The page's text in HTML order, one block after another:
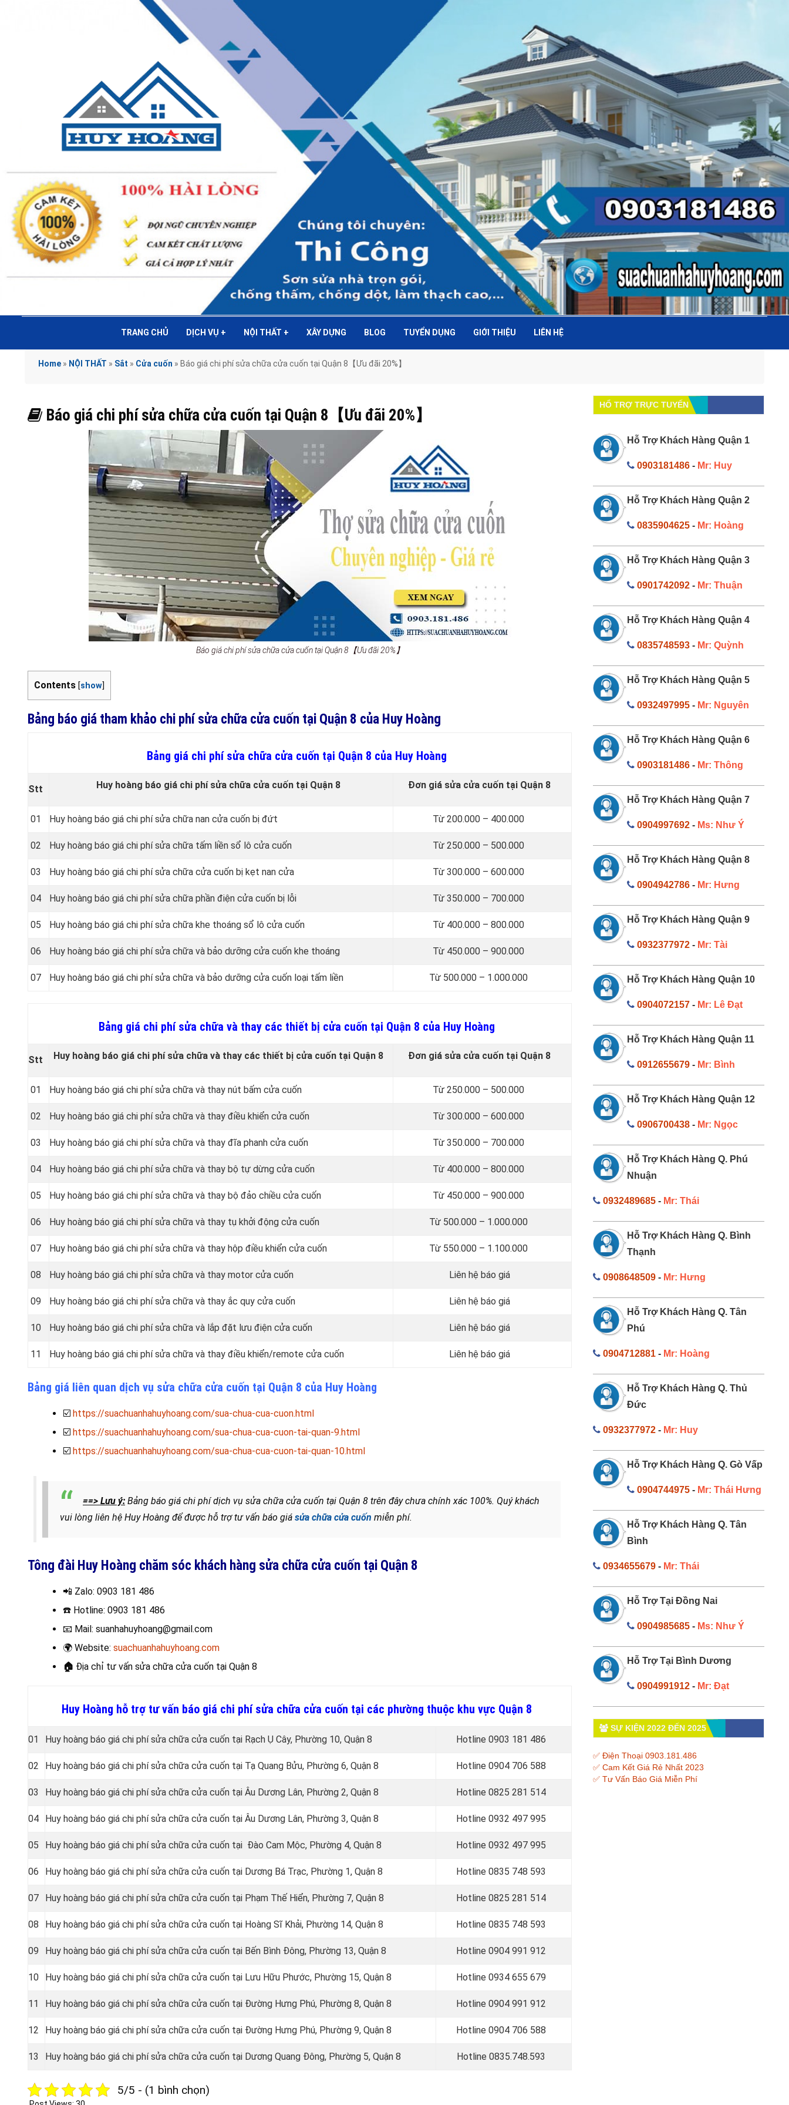
TRANG CHỦ DỊCH VỤ + NỘI THẤT + XÂY DỰNG BLOG TUYỂN DỤNG GIỚI THIỆU LIÊN HỆ
Home » NỘI THẤT » Sắt » Cửa cuốn » Báo giá chi phí sửa chữa cửa cuốn tại Quận 8【Ưu đãi 20%】
Báo giá chi phí sửa chữa cửa cuốn tại Quận 8【Ưu đãi 20%】
Báo giá chi phí sửa chữa cửa cuốn tại Quận 8【Ưu đãi 20%】
Contents [show]
Bảng báo giá tham khảo chi phí sửa chữa cửa cuốn tại Quận 8 của Huy Hoàng
Bảng giá chi phí sửa chữa cửa cuốn tại Quận 8 của Huy Hoàng
Stt Huy hoàng báo giá chi phí sửa chữa cửa cuốn tại Quận 8 Đơn giá sửa cửa cuốn tại Quận 8
01 Huy hoàng báo giá chi phí sửa chữa nan cửa cuốn bị đứt Từ 200.000 – 400.000
02 Huy hoàng báo giá chi phí sửa chữa tấm liền sổ lô cửa cuốn Từ 250.000 – 500.000
03 Huy hoàng báo giá chi phí sửa chữa cửa cuốn bị kẹt nan cửa Từ 300.000 – 600.000
04 Huy hoàng báo giá chi phí sửa chữa phần điện cửa cuốn bị lỗi Từ 350.000 – 700.000
05 Huy hoàng báo giá chi phí sửa chữa khe thoáng sổ lô cửa cuốn Từ 400.000 – 800.000
06 Huy hoàng báo giá chi phí sửa chữa và bảo dưỡng cửa cuốn khe thoáng Từ 450.000 – 900.000
07 Huy hoàng báo giá chi phí sửa chữa và bảo dưỡng cửa cuốn loại tấm liền Từ 500.000 – 1.000.000
Bảng giá chi phí sửa chữa và thay các thiết bị cửa cuốn tại Quận 8 của Huy Hoàng
Stt Huy hoàng báo giá chi phí sửa chữa và thay các thiết bị cửa cuốn tại Quận 8 Đơn giá sửa cửa cuốn tại Quận 8
01 Huy hoàng báo giá chi phí sửa chữa và thay nút bấm cửa cuốn Từ 250.000 – 500.000
02 Huy hoàng báo giá chi phí sửa chữa và thay điều khiển cửa cuốn Từ 300.000 – 600.000
03 Huy hoàng báo giá chi phí sửa chữa và thay đĩa phanh cửa cuốn Từ 350.000 – 700.000
04 Huy hoàng báo giá chi phí sửa chữa và thay bộ tự dừng cửa cuốn Từ 400.000 – 800.000
05 Huy hoàng báo giá chi phí sửa chữa và thay bộ đảo chiều cửa cuốn Từ 450.000 – 900.000
06 Huy hoàng báo giá chi phí sửa chữa và thay tụ khởi động cửa cuốn Từ 500.000 – 1.000.000
07 Huy hoàng báo giá chi phí sửa chữa và thay hộp điều khiển cửa cuốn Từ 550.000 – 1.100.000
08 Huy hoàng báo giá chi phí sửa chữa và thay motor cửa cuốn Liên hệ báo giá
09 Huy hoàng báo giá chi phí sửa chữa và thay ắc quy cửa cuốn Liên hệ báo giá
10 Huy hoàng báo giá chi phí sửa chữa và lắp đặt lưu điện cửa cuốn Liên hệ báo giá
11 Huy hoàng báo giá chi phí sửa chữa và thay điều khiển/remote cửa cuốn Liên hệ báo giá
Bảng giá liên quan dịch vụ sửa chữa cửa cuốn tại Quận 8 của Huy Hoàng
☑️ https://suachuanhahuyhoang.com/sua-chua-cua-cuon.html
☑️ https://suachuanhahuyhoang.com/sua-chua-cua-cuon-tai-quan-9.html
☑️ https://suachuanhahuyhoang.com/sua-chua-cua-cuon-tai-quan-10.html
==> Lưu ý: Bảng báo giá chi phí dịch vụ sửa chữa cửa cuốn tại Quận 8 trên đây chưa chính xác 100%. Quý khách
vui lòng liên hệ Huy Hoàng để được hỗ trợ tư vấn báo giá sửa chữa cửa cuốn miễn phí.
Tông đài Huy Hoàng chăm sóc khách hàng sửa chữa cửa cuốn tại Quận 8
📲 Zalo: 0903 181 486
☎️ Hotline: 0903 181 486
📧 Mail: suanhahuyhoang@gmail.com
🌍 Website: suachuanhahuyhoang.com
🏠 Địa chỉ tư vấn sửa chữa cửa cuốn tại Quận 8
Huy Hoàng hỗ trợ tư vấn báo giá chi phí sửa chữa cửa cuốn tại các phường thuộc khu vực Quận 8
01 Huy hoàng báo giá chi phí sửa chữa cửa cuốn tại Rạch Ụ Cây, Phường 10, Quận 8 Hotline 0903 181 486
02 Huy hoàng báo giá chi phí sửa chữa cửa cuốn tại Tạ Quang Bửu, Phường 6, Quận 8 Hotline 0904 706 588
03 Huy hoàng báo giá chi phí sửa chữa cửa cuốn tại Âu Dương Lân, Phường 2, Quận 8 Hotline 0825 281 514
04 Huy hoàng báo giá chi phí sửa chữa cửa cuốn tại Âu Dương Lân, Phường 3, Quận 8 Hotline 0932 497 995
05 Huy hoàng báo giá chi phí sửa chữa cửa cuốn tại Đào Cam Mộc, Phường 4, Quận 8 Hotline 0932 497 995
06 Huy hoàng báo giá chi phí sửa chữa cửa cuốn tại Dương Bá Trạc, Phường 1, Quận 8 Hotline 0835 748 593
07 Huy hoàng báo giá chi phí sửa chữa cửa cuốn tại Phạm Thế Hiển, Phường 7, Quận 8 Hotline 0825 281 514
08 Huy hoàng báo giá chi phí sửa chữa cửa cuốn tại Hoàng Sĩ Khải, Phường 14, Quận 8 Hotline 0835 748 593
09 Huy hoàng báo giá chi phí sửa chữa cửa cuốn tại Bến Bình Đông, Phường 13, Quận 8 Hotline 0904 991 912
10 Huy hoàng báo giá chi phí sửa chữa cửa cuốn tại Lưu Hữu Phước, Phường 15, Quận 8 Hotline 0934 655 679
11 Huy hoàng báo giá chi phí sửa chữa cửa cuốn tại Đường Hưng Phú, Phường 8, Quận 8 Hotline 0904 991 912
12 Huy hoàng báo giá chi phí sửa chữa cửa cuốn tại Đường Hưng Phú, Phường 9, Quận 8 Hotline 0904 706 588
13 Huy hoàng báo giá chi phí sửa chữa cửa cuốn tại Dương Quang Đông, Phường 5, Quận 8 Hotline 0835.748.593
5/5 - (1 bình chọn)
HỔ TRỢ TRỰC TUYẾN
Hỗ Trợ Khách Hàng Quận 1
0903181486 - Mr: Huy
Hỗ Trợ Khách Hàng Quận 2
0835904625 - Mr: Hoàng
Hỗ Trợ Khách Hàng Quận 3
0901742092 - Mr: Thuận
Hỗ Trợ Khách Hàng Quận 4
0835748593 - Mr: Quỳnh
Hỗ Trợ Khách Hàng Quận 5
0932497995 - Mr: Nguyên
Hỗ Trợ Khách Hàng Quận 6
0903181486 - Mr: Thông
Hỗ Trợ Khách Hàng Quận 7
0904997692 - Ms: Như Ý
Hỗ Trợ Khách Hàng Quận 8
0904942786 - Mr: Hưng
Hỗ Trợ Khách Hàng Quận 9
0932377972 - Mr: Tài
Hỗ Trợ Khách Hàng Quận 10
0904072157 - Mr: Lê Đạt
Hỗ Trợ Khách Hàng Quận 11
0912655679 - Mr: Bình
Hỗ Trợ Khách Hàng Quận 12
0906700438 - Mr: Ngọc
Hỗ Trợ Khách Hàng Q. Phú
Nhuận
0932489685- Mr: Thái
Hỗ Trợ Khách Hàng Q. Bình
Thạnh
0908648509- Mr: Hưng
Hỗ Trợ Khách Hàng Q. Tân
Phú
0904712881- Mr: Hoàng
Hỗ Trợ Khách Hàng Q. Thủ
Đức
0932377972- Mr: Huy
Hỗ Trợ Khách Hàng Q. Gò Vấp
0904744975 - Mr: Thái Hưng
Hỗ Trợ Khách Hàng Q. Tân
Bình
0934655679- Mr: Thái
Hỗ Trợ Tại Đồng Nai
0904985685 - Ms: Như Ý
Hỗ Trợ Tại Bình Dương
0904991912 - Mr: Đạt
SỰ KIỆN 2022 ĐẾN 2025
✅ Điện Thoại 0903.181.486
✅ Cam Kết Giá Rẻ Nhất 2023
✅ Tư Vấn Báo Giá Miễn Phí